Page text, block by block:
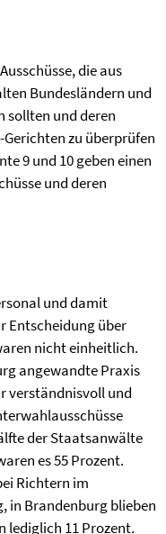
die aus
Bundesländern und
sollten und deren
zu überprüfen
9 und 10 geben einen
und deren
und damit
Entscheidung über
nicht einheitlich.
angewandte Praxis
verständnisvoll und
der Staatsanwälte
es 55 Prozent.
Richtern im
in Brandenburg blieben
lediglich 11 Prozent.